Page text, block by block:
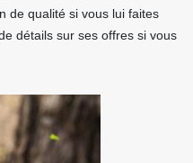
de qualité si vous lui faites
détails sur ses offres si vous